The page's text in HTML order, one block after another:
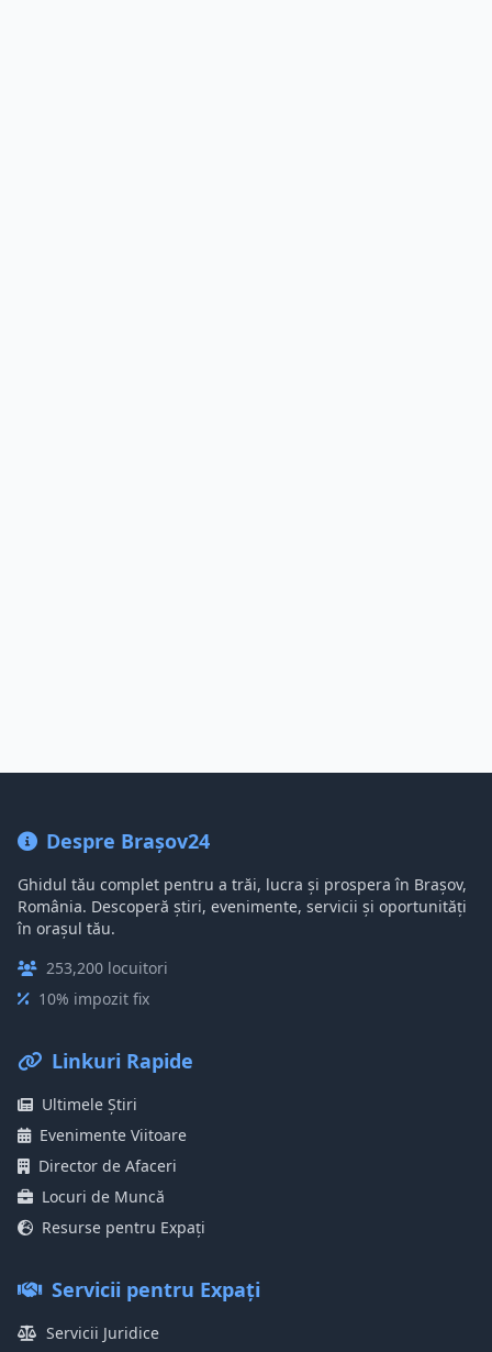
Despre Brașov24
Ghidul tău complet pentru a trăi, lucra și prospera în Brașov,
România. Descoperă știri, evenimente, servicii și oportunități
în orașul tău.
253,200 locuitori
10% impozit fix
Linkuri Rapide
Ultimele Știri
Evenimente Viitoare
Director de Afaceri
Locuri de Muncă
Resurse pentru Expați
Servicii pentru Expați
Servicii Juridice